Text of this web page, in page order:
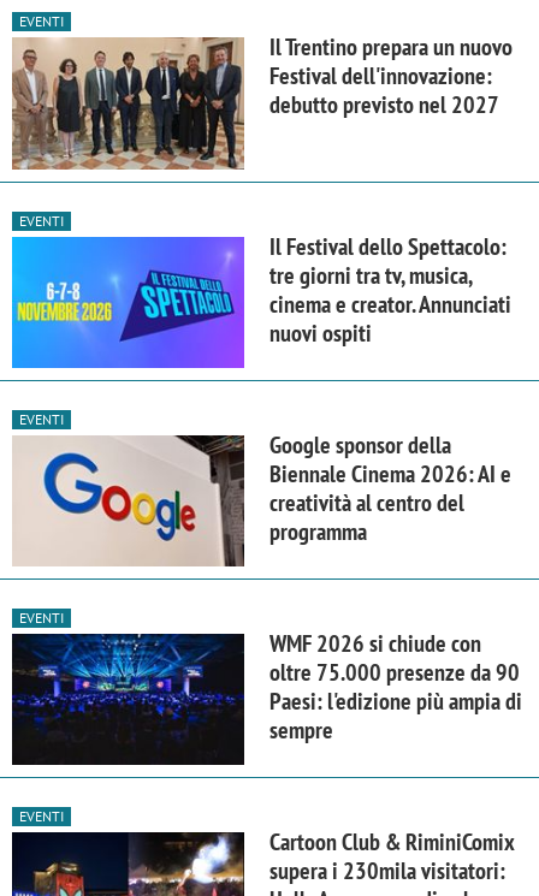
EVENTI
Il Trentino prepara un nuovo
Festival dell'innovazione:
debutto previsto nel 2027
EVENTI
Il Festival dello Spettacolo:
tre giorni tra tv, musica,
cinema e creator. Annunciati
nuovi ospiti
EVENTI
Google sponsor della
Biennale Cinema 2026: AI e
creatività al centro del
programma
EVENTI
WMF 2026 si chiude con
oltre 75.000 presenze da 90
Paesi: l'edizione più ampia di
sempre
EVENTI
Cartoon Club & RiminiComix
supera i 230mila visitatori: